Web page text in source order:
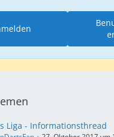
Liga - Informationsthread